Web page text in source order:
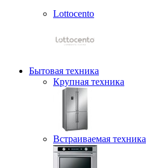
Lottocento
Бытовая техника
Крупная техника
Встраиваемая техника